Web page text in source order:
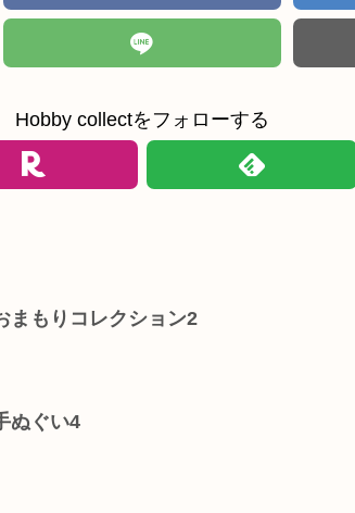
Hobby collectをフォローする
まもりコレクション2
ぬぐい4